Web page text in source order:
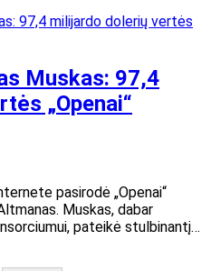
Muskas: 97,4
„Openai“
pasirodė „Openai“
Muskas, dabar
pateikė stulbinantį…